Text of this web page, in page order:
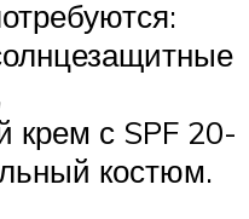
крем с SPF 20-
костюм.